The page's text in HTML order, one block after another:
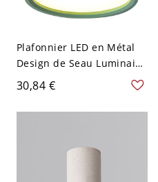
Plafonnier LED en Métal
Design de Seau Luminaire
Affleurant Style Macaron
Décor en Bois - Vert 110 V-
120 V Blanc
30,84 €